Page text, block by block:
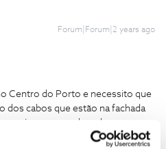
Forum|Forum|2 years ago
Centro do Porto e necessito que
dos cabos que estão na fachada
para os cabos de